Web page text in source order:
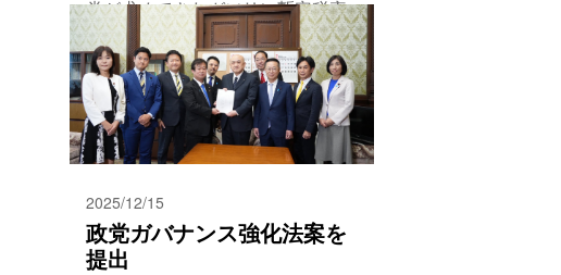
党が求めてきたガソリン暫定税率
が5
2025/12/15
政党ガバナンス強化法案を
提出